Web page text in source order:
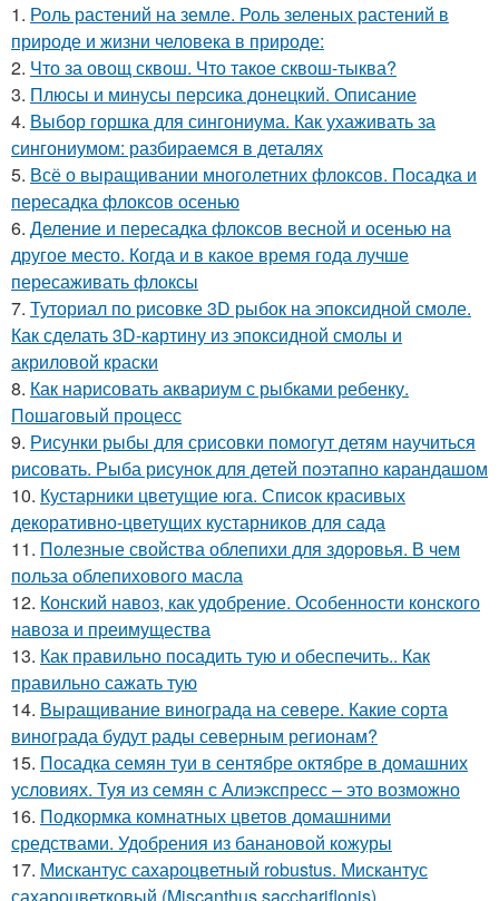
1. Роль растений на земле. Роль зеленых растений в
природе и жизни человека в природе:
2. Что за овощ сквош. Что такое сквош-тыква?
3. Плюсы и минусы персика донецкий. Описание
4. Выбор горшка для сингониума. Как ухаживать за
сингониумом: разбираемся в деталях
5. Всё о выращивании многолетних флоксов. Посадка и
пересадка флоксов осенью
6. Деление и пересадка флоксов весной и осенью на
другое место. Когда и в какое время года лучше
пересаживать флоксы
7. Туториал по рисовке 3D рыбок на эпоксидной смоле.
Как сделать 3D-картину из эпоксидной смолы и
акриловой краски
8. Как нарисовать аквариум с рыбками ребенку.
Пошаговый процесс
9. Рисунки рыбы для срисовки помогут детям научиться
рисовать. Рыба рисунок для детей поэтапно карандашом
10. Кустарники цветущие юга. Список красивых
декоративно-цветущих кустарников для сада
11. Полезные свойства облепихи для здоровья. В чем
польза облепихового масла
12. Конский навоз, как удобрение. Особенности конского
навоза и преимущества
13. Как правильно посадить тую и обеспечить.. Как
правильно сажать тую
14. Выращивание винограда на севере. Какие сорта
винограда будут рады северным регионам?
15. Посадка семян туи в сентябре октябре в домашних
условиях. Туя из семян с Алиэкспресс – это возможно
16. Подкормка комнатных цветов домашними
средствами. Удобрения из банановой кожуры
17. Мискантус сахароцветный robustus. Мискантус